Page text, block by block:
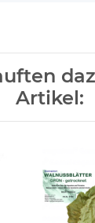
Artikel: